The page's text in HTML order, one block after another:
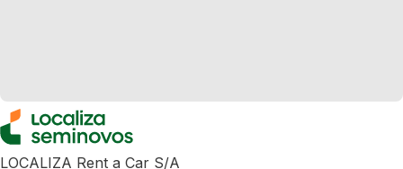
LOCALIZA Rent a Car S/A